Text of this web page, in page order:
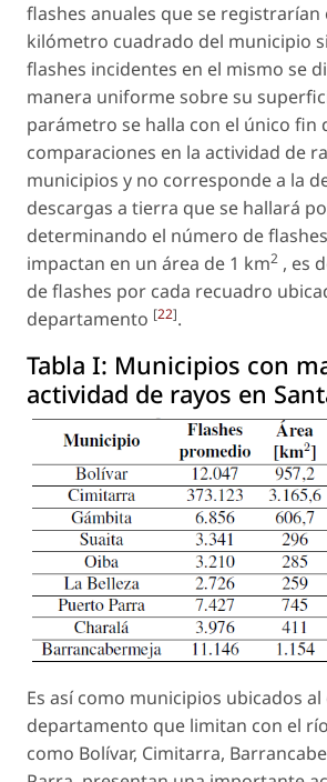
flashes anuales que se registrarían
kilómetro cuadrado del municipio
flashes incidentes en el mismo se
manera uniforme sobre su
parámetro se halla con el único fin
comparaciones en la actividad de
municipios y no corresponde a la
descargas a tierra que se hallará
determinando el número de
impactan en un área de 1 km2 , es
de flashes por cada recuadro
departamento [22].
Tabla I: Municipios con
actividad de rayos en
Es así como municipios ubicados al
departamento que limitan con el
como Bolívar, Cimitarra,